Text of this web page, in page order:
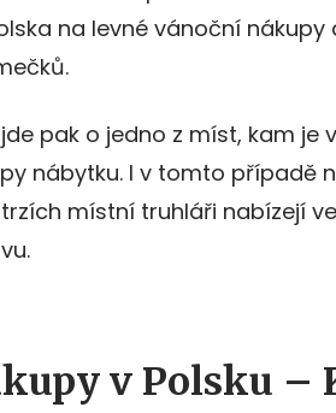
na levné vánoční
pak o jedno z míst, kam je
nábytku. I v tomto případě
místní truhláři nabízejí
v Polsku –